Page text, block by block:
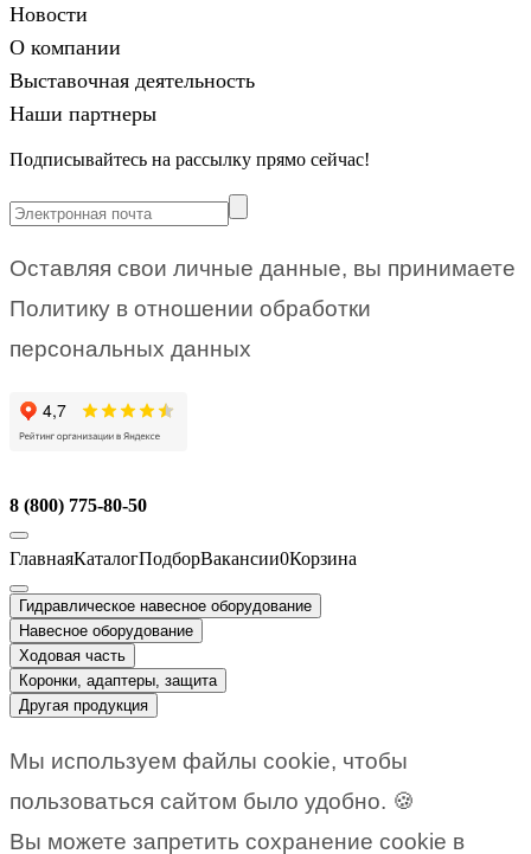
Новости
О компании
Выставочная деятельность
Наши партнеры
Подписывайтесь на рассылку прямо сейчас!
Оставляя свои личные данные, вы принимаете
Политику в отношении обработки
персональных данных
8 (800) 775-80-50
ГлавнаяКаталогПодборВакансии0Корзина
Гидравлическое навесное оборудование
Навесное оборудование
Ходовая часть
Коронки, адаптеры, защита
Другая продукция
Мы используем файлы cookie, чтобы
пользоваться сайтом было удобно. 🍪
Вы можете запретить сохранение cookie в